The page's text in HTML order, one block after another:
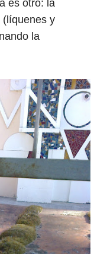
es otro: la
(líquenes y
la